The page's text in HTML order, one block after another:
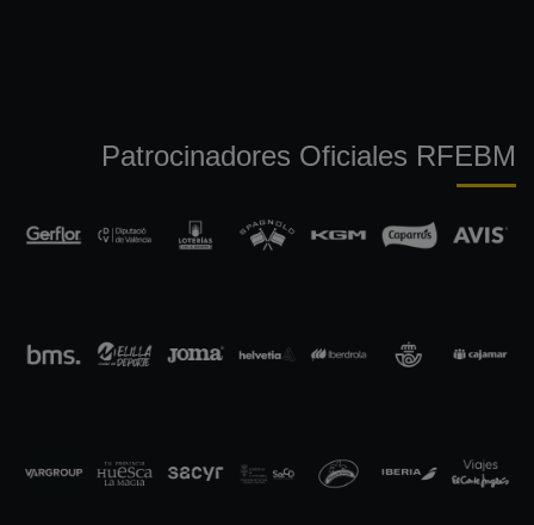
Patrocinadores Oficiales RFEBM